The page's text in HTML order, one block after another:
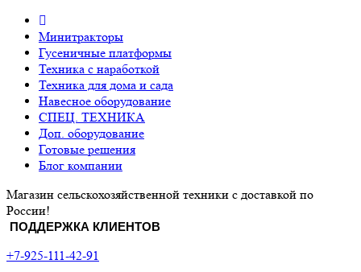
Минитракторы
Гусеничные платформы
Техника с наработкой
Техника для дома и сада
Навесное оборудование
СПЕЦ. ТЕХНИКА
Доп. оборудование
Готовые решения
Блог компании
Магазин сельскохозяйственной техники с доставкой по
России!
ПОДДЕРЖКА КЛИЕНТОВ
+7-925-111-42-91